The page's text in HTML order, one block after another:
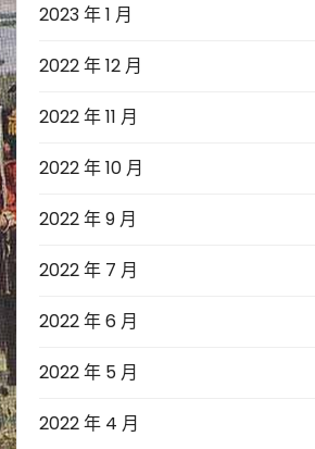
2023 年 1 月
2022 年 12 月
2022 年 11 月
2022 年 10 月
2022 年 9 月
2022 年 7 月
2022 年 6 月
2022 年 5 月
2022 年 4 月